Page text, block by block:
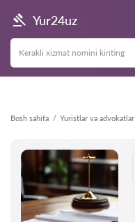
Yur24uz
Bosh sahifa Yuristlar va advokatlar
Orqaga